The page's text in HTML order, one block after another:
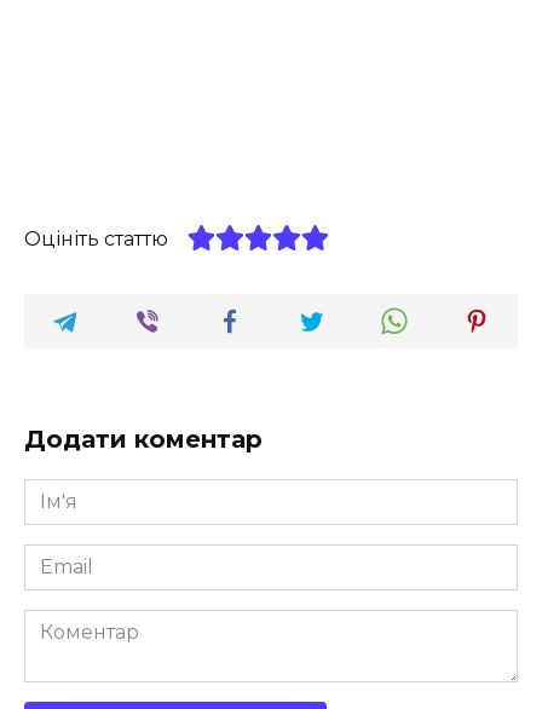
Оцініть статтю
Додати коментар
Ім'я
*
Email
*
Коментар